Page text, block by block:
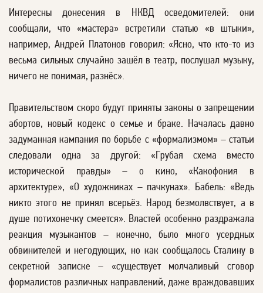
Интересны донесения в НКВД осведомителей: они
сообщали, что «мастера» встретили статью «в штыки»,
например, Андрей Платонов говорил: «Ясно, что кто-то из
весьма сильных случайно зашёл в театр, послушал музыку,
ничего не понимая, разнёс».
Правительством скоро будут приняты законы о запрещении
абортов, новый кодекс о семье и браке. Началась давно
задуманная кампания по борьбе с «формализмом» – статьи
следовали одна за другой: «Грубая схема вместо
исторической правды» – о кино, «Какофония в
архитектуре», «О художниках – пачкунах». Бабель: «Ведь
никто этого не принял всерьёз. Народ безмолвствует, а в
душе потихонечку смеется». Властей особенно раздражала
реакция музыкантов – конечно, было много усердных
обвинителей и негодующих, но как сообщалось Сталину в
секретной записке – «существует молчаливый сговор
формалистов различных направлений, даже враждовавших